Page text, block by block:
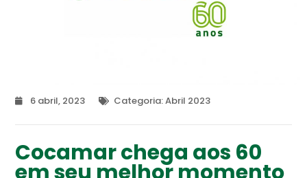
6 abril, 2023 Categoria:Abril 2023
Cocamar chega aos 60